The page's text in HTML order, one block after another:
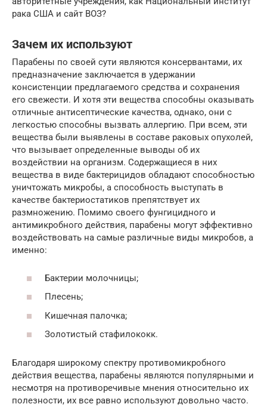
рака США и сайт ВОЗ?
Зачем их используют
Парабены по своей сути являются консервантами, их
предназначение заключается в удержании
консистенции предлагаемого средства и сохранения
его свежести. И хотя эти вещества способны оказывать
отличные антисептические качества, однако, они с
легкостью способны вызвать аллергию. При всем, эти
вещества были выявлены в составе раковых опухолей,
что вызывает определенные выводы об их
воздействии на организм. Содержащиеся в них
вещества в виде бактерицидов обладают способностью
уничтожать микробы, а способность выступать в
качестве бактериостатиков препятствует их
размножению. Помимо своего фунгицидного и
антимикробного действия, парабены могут эффективно
воздействовать на самые различные виды микробов, а
именно:
Бактерии молочницы;
Плесень;
Кишечная палочка;
Золотистый стафилококк.
Благодаря широкому спектру противомикробного
действия вещества, парабены являются популярными и
несмотря на противоречивые мнения относительно их
полезности, их все равно используют довольно часто.